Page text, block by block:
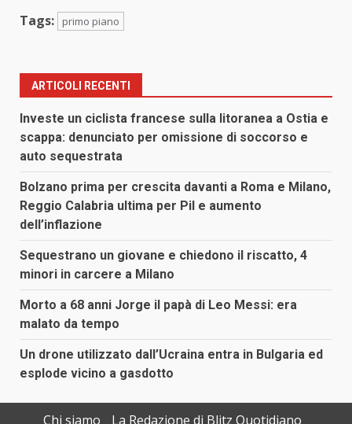
Tags: primo piano
ARTICOLI RECENTI
Investe un ciclista francese sulla litoranea a Ostia e
scappa: denunciato per omissione di soccorso e
auto sequestrata
Bolzano prima per crescita davanti a Roma e Milano,
Reggio Calabria ultima per Pil e aumento
dell’inflazione
Sequestrano un giovane e chiedono il riscatto, 4
minori in carcere a Milano
Morto a 68 anni Jorge il papà di Leo Messi: era
malato da tempo
Un drone utilizzato dall’Ucraina entra in Bulgaria ed
esplode vicino a gasdotto
Chi siamo La Redazione di Blitz Quotidiano